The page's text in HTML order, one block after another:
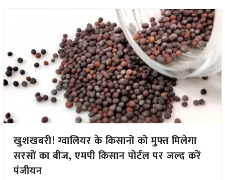
खुशखबरी! ग्वालियर के किसानों को मुफ्त मिलेगा
सरसों का बीज, एमपी किसान पोर्टल पर जल्द करें
पंजीयन